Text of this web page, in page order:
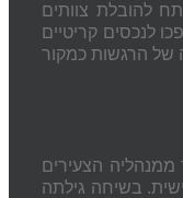
להובלת צוותים
לנכסים קריטיים
של הרגשות כמקור
הצעירים
בשיחה גילתה